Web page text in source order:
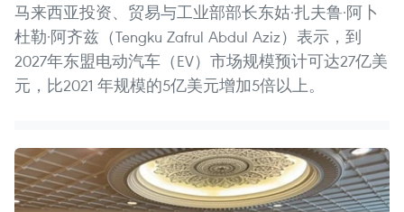
马来西亚投资、贸易与工业部部长东姑·扎夫鲁·阿卜
杜勒·阿齐兹（Tengku Zafrul Abdul Aziz）表示，到
2027年东盟电动汽车（EV）市场规模预计可达27亿美
元，比2021 年规模的5亿美元增加5倍以上。